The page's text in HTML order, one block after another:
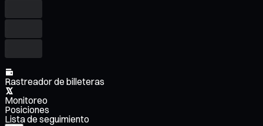
Rastreador de billeteras
Monitoreo
Posiciones
Lista de seguimiento